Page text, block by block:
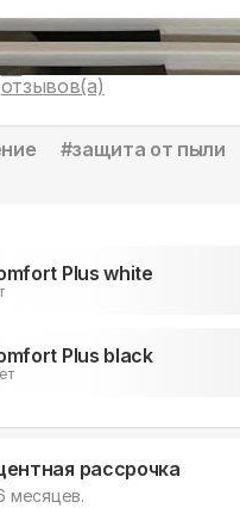
25
отзывов(а)
#защита от пыли
Plus white
Plus black
рассрочка
месяцев.